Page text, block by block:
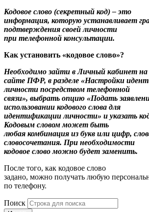
Кодовое слово (секретный код) – это
информация, которую устанавливает
подтверждения своей личности
при телефонной консультации.
Как установить «кодовое слово»?
Необходимо зайти в Личный кабинет на
сайте ПФР, в разделе «Настройки
личности посредством телефонной
связи», выбрать опцию «Подать
использовании кодового слова для
идентификации личности» и указать
Кодовым словом может быть
любая комбинация из букв или цифр,
словосочетания. При необходимости
кодовое слово можно будет заменить.
После того, как кодовое слово
задано, можно получать любую
по телефону.
Поиск